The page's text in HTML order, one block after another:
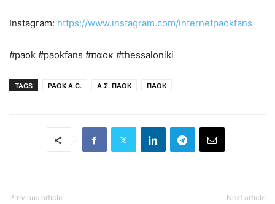
Instagram: https://www.instagram.com/internetpaokfans
#paok #paokfans #παοκ #thessaloniki
TAGS PAOK A.C. Α.Σ. ΠΑΟΚ ΠΑΟΚ
Previous article Next article